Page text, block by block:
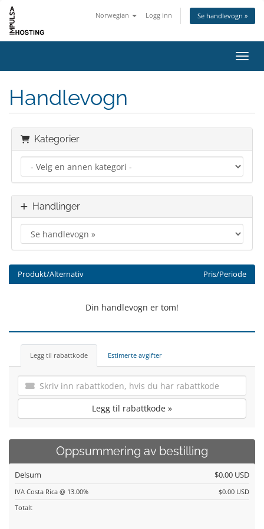
Norwegian Logg inn Se handlevogn »
Bytt
Handlevogn
Kategorier
Handlinger
Produkt/Alternativ Pris/Periode
Din handlevogn er tom!
Legg til rabattkode Estimerte avgifter
Legg til rabattkode »
Oppsummering av bestilling
Delsum $0.00 USD
IVA Costa Rica @ 13.00%
$0.00 USD
Totalt